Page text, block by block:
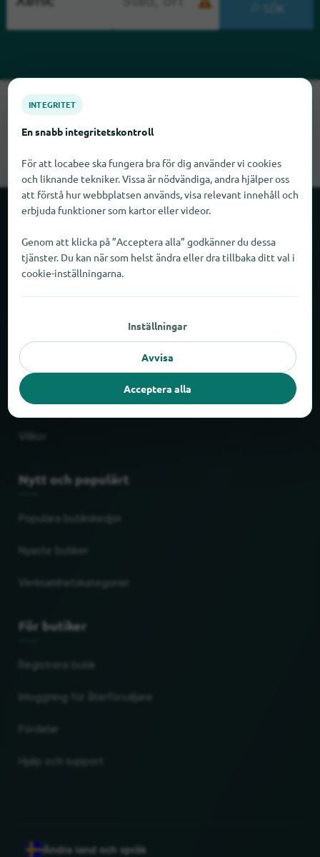
SÖK
Tyvärr kan vi inte hitta Xenic just nu. Om du vet var Xenic finns
skulle vi bli glada om du meddelade oss det.
Om locabee
Siffror och fakta
Impressum
Skydd av personuppgifter
Nytt och populärt
Verksamhetskategorier
För butiker
Inloggning för återförsäljare
Fördelar
Ändra land och språk
INTEGRITET
En snabb integritetskontroll
För att locabee ska fungera bra för dig använder vi cookies
och liknande tekniker. Vissa är nödvändiga, andra hjälper oss
att förstå hur webbplatsen används, visa relevant innehåll och
erbjuda funktioner som kartor eller videor.
Genom att klicka på ”Acceptera alla” godkänner du dessa
tjänster. Du kan när som helst ändra eller dra tillbaka ditt val i
cookie-inställningarna.
Inställningar
Avvisa
Acceptera alla